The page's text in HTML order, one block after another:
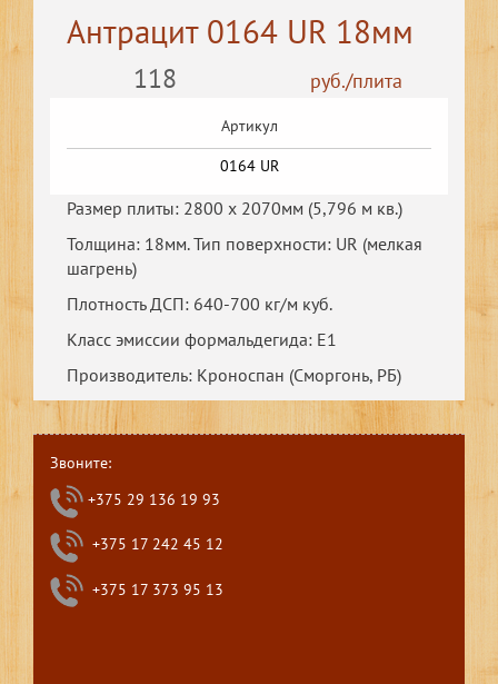
Антрацит 0164 UR 18мм
118 руб./плита
Артикул
0164 UR
Размер плиты: 2800 х 2070мм (5,796 м кв.)
Толщина: 18мм. Тип поверхности: UR (мелкая
шагрень)
Плотность ДСП: 640-700 кг/м куб.
Класс эмиссии формальдегида: E1
Производитель: Кроноспан (Сморгонь, РБ)
Звоните:
+375 29 136 19 93
+375 17 242 45 12
+375 17 373 95 13